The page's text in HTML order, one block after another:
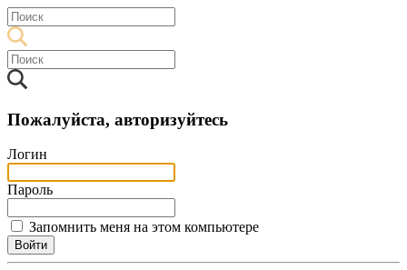
Пожалуйста, авторизуйтесь
Логин
Пароль
Запомнить меня на этом компьютере